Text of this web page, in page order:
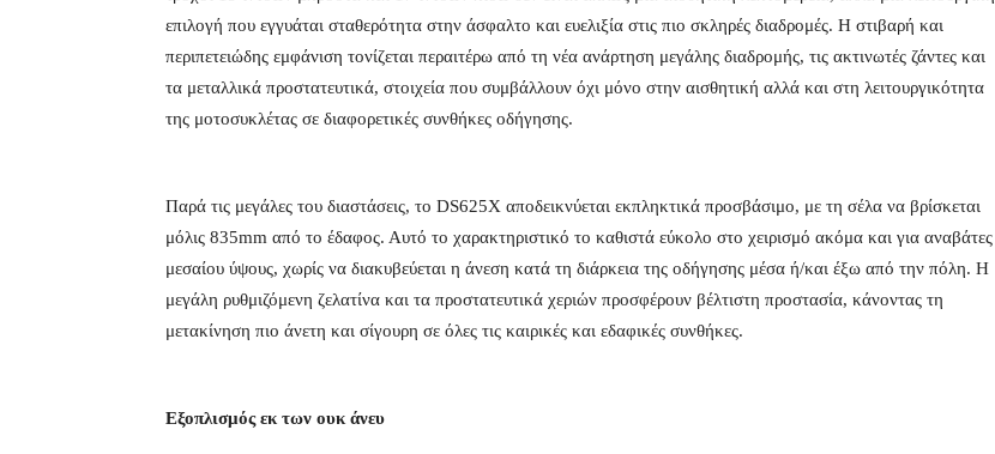
επιλογή που εγγυάται σταθερότητα στην άσφαλτο και ευελιξία στις πιο σκληρές διαδρομές. Η στιβαρή και
περιπετειώδης εμφάνιση τονίζεται περαιτέρω από τη νέα ανάρτηση μεγάλης διαδρομής, τις ακτινωτές ζάντες και
τα μεταλλικά προστατευτικά, στοιχεία που συμβάλλουν όχι μόνο στην αισθητική αλλά και στη λειτουργικότητα
της μοτοσυκλέτας σε διαφορετικές συνθήκες οδήγησης.
Παρά τις μεγάλες του διαστάσεις, το DS625X αποδεικνύεται εκπληκτικά προσβάσιμο, με τη σέλα να βρίσκεται
μόλις 835mm από το έδαφος. Αυτό το χαρακτηριστικό το καθιστά εύκολο στο χειρισμό ακόμα και για αναβάτες
μεσαίου ύψους, χωρίς να διακυβεύεται η άνεση κατά τη διάρκεια της οδήγησης μέσα ή/και έξω από την πόλη. Η
μεγάλη ρυθμιζόμενη ζελατίνα και τα προστατευτικά χεριών προσφέρουν βέλτιστη προστασία, κάνοντας τη
μετακίνηση πιο άνετη και σίγουρη σε όλες τις καιρικές και εδαφικές συνθήκες.
Εξοπλισμός εκ των ουκ άνευ